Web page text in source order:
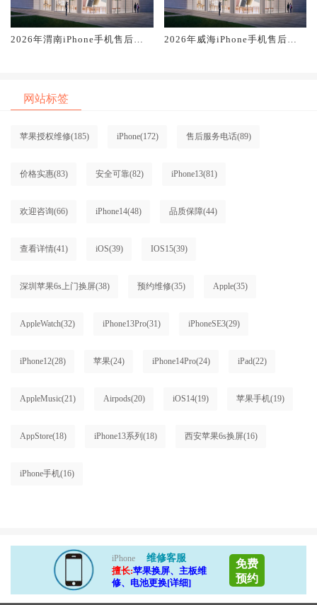
2026年渭南iPhone手机售后服
2026年威海iPhone手机售后服
网站标签
苹果授权维修(185) iPhone(172) 售后服务电话(89)
价格实惠(83) 安全可靠(82) iPhone13(81)
欢迎咨询(66) iPhone14(48) 品质保障(44)
查看详情(41) iOS(39) IOS15(39)
深圳苹果6s上门换屏(38) 预约维修(35) Apple(35)
AppleWatch(32) iPhone13Pro(31) iPhoneSE3(29)
iPhone12(28) 苹果(24) iPhone14Pro(24) iPad(22)
AppleMusic(21) Airpods(20) iOS14(19) 苹果手机(19)
AppStore(18) iPhone13系列 (18) 西安苹果6s换屏(16)
iPhone手机(16)
iPhone
维修客服
擅长:苹果换屏、主板维
修、电池更换[详细]
免费
预约